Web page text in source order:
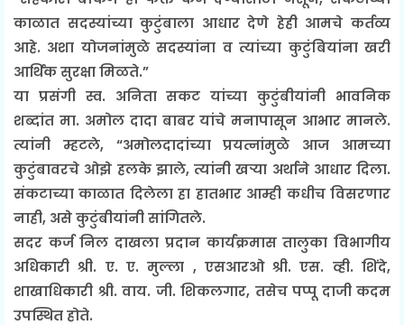
काळात सदस्यांच्या कुटुंबाला आधार देणे हेही आमचे कर्तव्य
आहे. अशा योजनांमुळे सदस्यांना व त्यांच्या कुटुंबियांना खरी
आर्थिक सुरक्षा मिळते.”
या प्रसंगी स्व. अनिता सकट यांच्या कुटुंबीयांनी भावनिक
शब्दांत मा. अमोल दादा बाबर यांचे मनापासून आभार मानले.
त्यांनी म्हटले, “अमोलदादांच्या प्रयत्नांमुळे आज आमच्या
कुटुंबावरचे ओझे हलके झाले, त्यांनी खऱ्या अर्थाने आधार दिला.
संकटाच्या काळात दिलेला हा हातभार आम्ही कधीच विसरणार
नाही, असे कुटुंबीयांनी सांगितले.
सदर कर्ज निल दाखला प्रदान कार्यक्रमास तालुका विभागीय
अधिकारी श्री. ए. ए. मुल्ला , एसआरओ श्री. एस. व्ही. शिंदे,
शाखाधिकारी श्री. वाय. जी. शिकलगार, तसेच पप्पू दाजी कदम
उपस्थित होते.